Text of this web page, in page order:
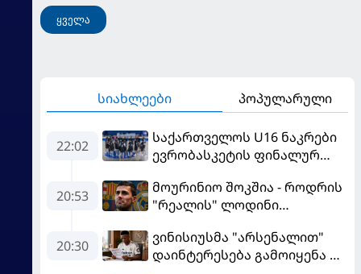
ყველა
სიახლეები პოპულარული
22:02
საქართველოს U16 ნაკრები
ევრობასკეტის ფინალურ
ასპარეზობას იწყებს
20:53
მოურინიო შოკშია - როდრის
"რეალის" ლოდინი
"ბარსელონაში" გადადის
20:30
ვინისიუსმა "არსენალით"
დაინტერესება გამოიყენა და